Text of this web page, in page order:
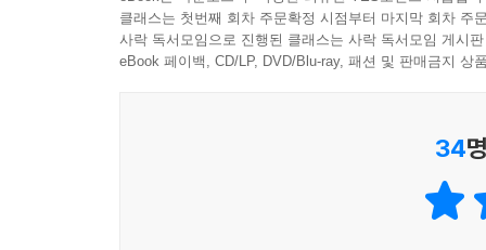
우리 주식시장에서는 기업의 가치를 찾으려는 노
서들이 차고 넘친다. 차트를 보여주고 쌍바닥이
에 반영하고자 한다는 것이다. 차트는 단지 주가
누구도 알 수 없다. 그런데도 많은 이들이 이런 기
--- 「왜 주식투자를 도박으로 여기게 됐을까」 중
가장 중요한 지식들을 하나하나 짚어준다. 처음
이야기들이다.
한국 노인층의 빈곤화가 다른 나라보다 유달리
클래스는 첫번째 회차 주문확정 시점부터 마지막 회차 주
사락 독서모임으로 진행된 클래스는 사락 독서모임 게시
eBook 페이백, CD/LP, DVD/Blu-ray, 패션 및 판매금지 상
34